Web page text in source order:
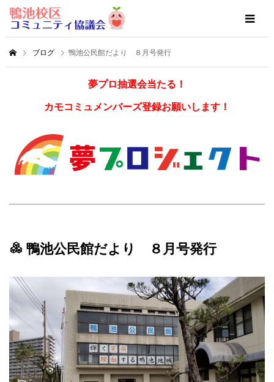
ブログ 鴨池公民館だより ８月号発行
夢プロ抽選会当たる！
カモコミュメンバーズ登録お願いします！
鴨池公民館だより ８月号発行